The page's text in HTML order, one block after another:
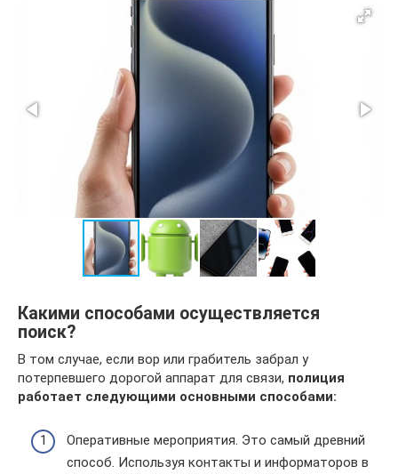
Какими способами осуществляется
поиск?
В том случае, если вор или грабитель забрал у
потерпевшего дорогой аппарат для связи, полиция
работает следующими основными способами:
Оперативные мероприятия. Это самый древний
способ. Используя контакты и информаторов в